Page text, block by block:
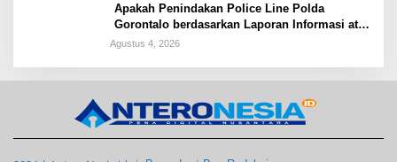
Apakah Penindakan Police Line Polda
Gorontalo berdasarkan Laporan Informasi atas
kematian RL atau karena PETI?
Agustus 4, 2026